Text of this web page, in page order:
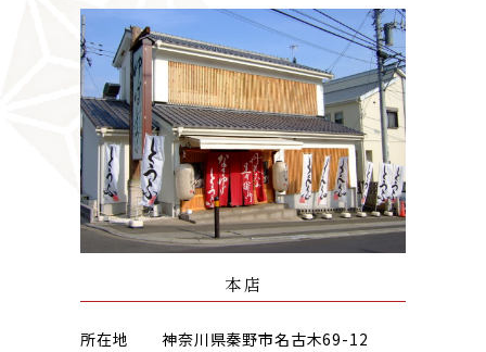
本店
所在地
神奈川県秦野市名古木69-12